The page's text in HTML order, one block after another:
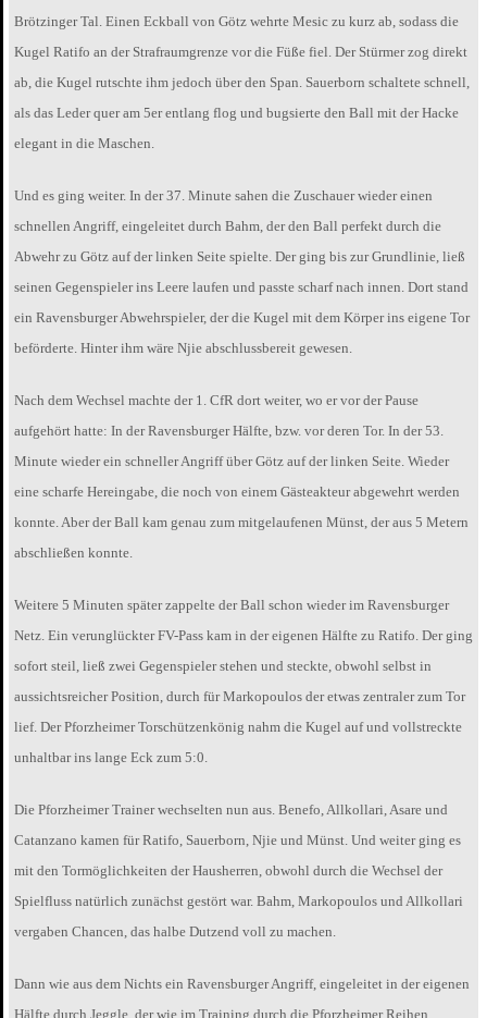
Brötzinger Tal. Einen Eckball von Götz wehrte Mesic zu kurz ab, sodass die
Kugel Ratifo an der Strafraumgrenze vor die Füße fiel. Der Stürmer zog direkt
ab, die Kugel rutschte ihm jedoch über den Span. Sauerborn schaltete schnell,
als das Leder quer am 5er entlang flog und bugsierte den Ball mit der Hacke
elegant in die Maschen.
Und es ging weiter. In der 37. Minute sahen die Zuschauer wieder einen
schnellen Angriff, eingeleitet durch Bahm, der den Ball perfekt durch die
Abwehr zu Götz auf der linken Seite spielte. Der ging bis zur Grundlinie, ließ
seinen Gegenspieler ins Leere laufen und passte scharf nach innen. Dort stand
ein Ravensburger Abwehrspieler, der die Kugel mit dem Körper ins eigene Tor
beförderte. Hinter ihm wäre Njie abschlussbereit gewesen.
Nach dem Wechsel machte der 1. CfR dort weiter, wo er vor der Pause
aufgehört hatte: In der Ravensburger Hälfte, bzw. vor deren Tor. In der 53.
Minute wieder ein schneller Angriff über Götz auf der linken Seite. Wieder
eine scharfe Hereingabe, die noch von einem Gästeakteur abgewehrt werden
konnte. Aber der Ball kam genau zum mitgelaufenen Münst, der aus 5 Metern
abschließen konnte.
Weitere 5 Minuten später zappelte der Ball schon wieder im Ravensburger
Netz. Ein verunglückter FV-Pass kam in der eigenen Hälfte zu Ratifo. Der ging
sofort steil, ließ zwei Gegenspieler stehen und steckte, obwohl selbst in
aussichtsreicher Position, durch für Markopoulos der etwas zentraler zum Tor
lief. Der Pforzheimer Torschützenkönig nahm die Kugel auf und vollstreckte
unhaltbar ins lange Eck zum 5:0.
Die Pforzheimer Trainer wechselten nun aus. Benefo, Allkollari, Asare und
Catanzano kamen für Ratifo, Sauerborn, Njie und Münst. Und weiter ging es
mit den Tormöglichkeiten der Hausherren, obwohl durch die Wechsel der
Spielfluss natürlich zunächst gestört war. Bahm, Markopoulos und Allkollari
vergaben Chancen, das halbe Dutzend voll zu machen.
Dann wie aus dem Nichts ein Ravensburger Angriff, eingeleitet in der eigenen
Hälfte durch Jeggle, der wie im Training durch die Pforzheimer Reihen